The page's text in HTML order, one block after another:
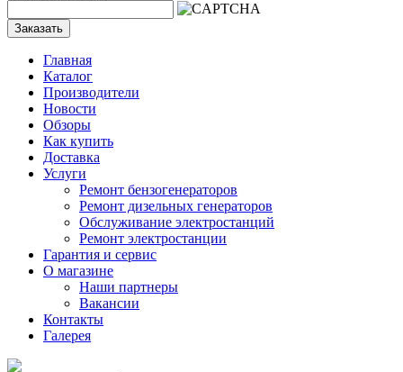
Заказать
Главная
Каталог
Производители
Новости
Обзоры
Как купить
Доставка
Услуги
Ремонт бензогенераторов
Ремонт дизельных генераторов
Обслуживание электростанций
Ремонт электростанции
Гарантия и сервис
О магазине
Наши партнеры
Вакансии
Контакты
Галерея